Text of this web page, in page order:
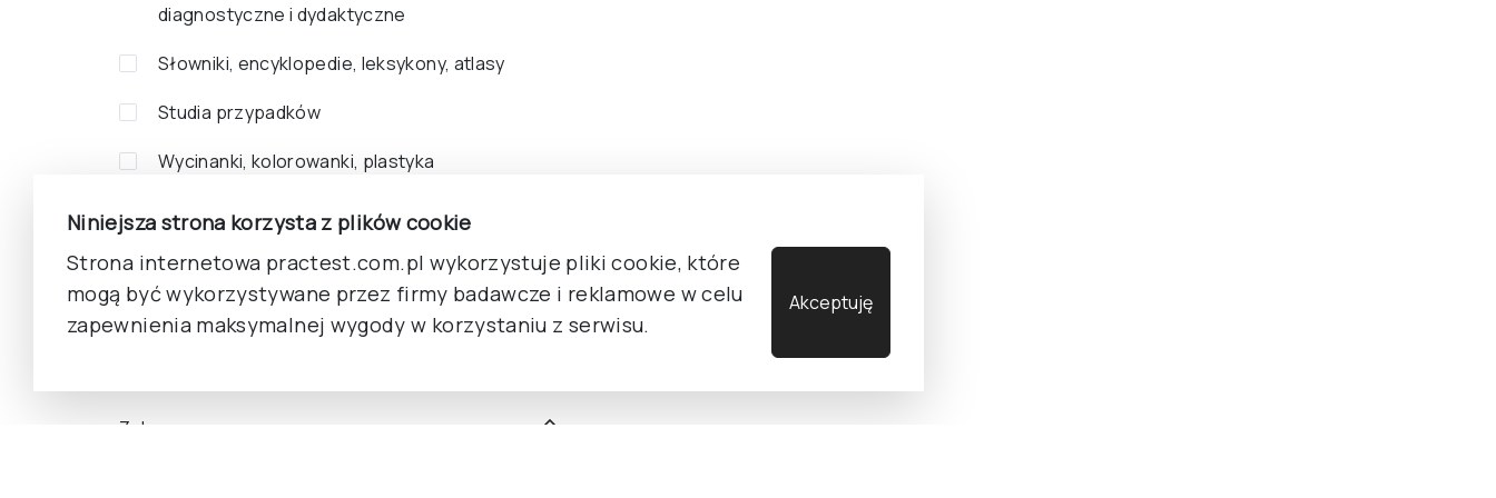
Niniejsza strona korzysta z plików cookie
Strona internetowa practest.com.pl wykorzystuje pliki cookie, które
mogą być wykorzystywane przez firmy badawcze i reklamowe w celu
zapewnienia maksymalnej wygody w korzystaniu z serwisu.
Akceptuję
diagnostyczne i dydaktyczne
Słowniki, encyklopedie, leksykony, atlasy
Studia przypadków
Wycinanki, kolorowanki, plastyka
Wywiad, rozmowa
Zabawki, gry zręcznościowe
Zagadki, łamigłówki, zadania
Zakres cen